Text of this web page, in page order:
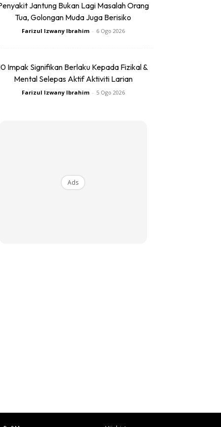
Jantung Bukan Lagi Masalah Orang
Tua, Golongan Muda Juga Berisiko
Farizul Izwany Ibrahim - 6 Ogo 2026
Impak Signifikan Berlaku Kepada Fizikal &
Mental Selepas Aktif Aktiviti Larian
Farizul Izwany Ibrahim - 5 Ogo 2026
Ads